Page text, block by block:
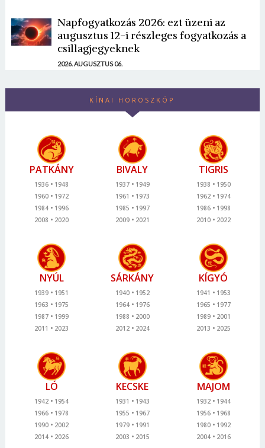
Napfogyatkozás 2026: ezt üzeni az
augusztus 12-i részleges fogyatkozás a
csillagjegyeknek
2026. AUGUSZTUS 06.
KÍNAI HOROSZKÓP
PATKÁNY
1936
1948
1960
1972
1984
1996
2008
2020
BIVALY
1937
1949
1961
1973
1985
1997
2009
2021
TIGRIS
1938
1950
1962
1974
1986
1998
2010
2022
NYÚL
1939
1951
1963
1975
1987
1999
2011
2023
SÁRKÁNY
1940
1952
1964
1976
1988
2000
2012
2024
KÍGYÓ
1941
1953
1965
1977
1989
2001
2013
2025
LÓ
1942
1954
1966
1978
1990
2002
2014
2026
KECSKE
1931
1943
1955
1967
1979
1991
2003
2015
MAJOM
1932
1944
1956
1968
1980
1992
2004
2016